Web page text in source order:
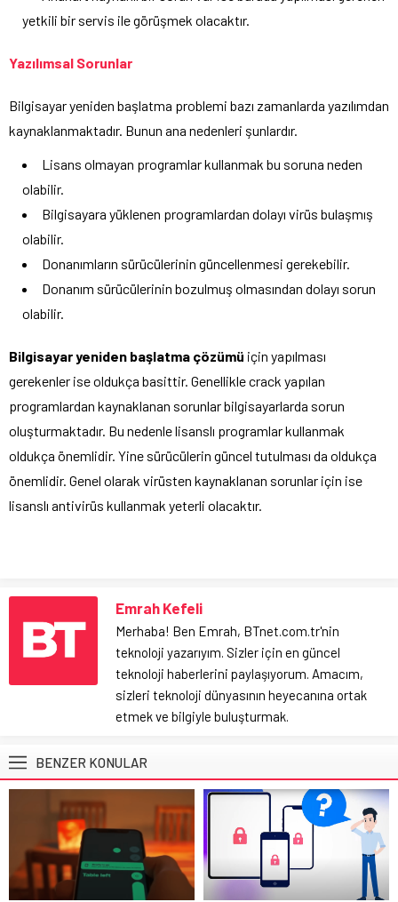
yetkili bir servis ile görüşmek olacaktır.
Yazılımsal Sorunlar
Bilgisayar yeniden başlatma problemi bazı zamanlarda yazılımdan
kaynaklanmaktadır. Bunun ana nedenleri şunlardır.
Lisans olmayan programlar kullanmak bu soruna neden
olabilir.
Bilgisayara yüklenen programlardan dolayı virüs bulaşmış
olabilir.
Donanımların sürücülerinin güncellenmesi gerekebilir.
Donanım sürücülerinin bozulmuş olmasından dolayı sorun
olabilir.
Bilgisayar yeniden başlatma çözümü için yapılması
gerekenler ise oldukça basittir. Genellikle crack yapılan
programlardan kaynaklanan sorunlar bilgisayarlarda sorun
oluşturmaktadır. Bu nedenle lisanslı programlar kullanmak
oldukça önemlidir. Yine sürücülerin güncel tutulması da oldukça
önemlidir. Genel olarak virüsten kaynaklanan sorunlar için ise
lisanslı antivirüs kullanmak yeterli olacaktır.
Emrah Kefeli
Merhaba! Ben Emrah, BTnet.com.tr'nin
teknoloji yazarıyım. Sizler için en güncel
teknoloji haberlerini paylaşıyorum. Amacım,
sizleri teknoloji dünyasının heyecanına ortak
etmek ve bilgiyle buluşturmak.
BENZER KONULAR